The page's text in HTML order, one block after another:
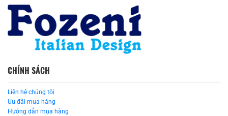
CHÍNH SÁCH
Liên hệ chúng tôi
Ưu đãi mua hàng
Hướng dẫn mua hàng